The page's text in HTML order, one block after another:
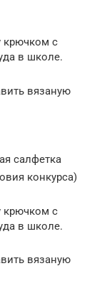
крючком с
в школе.
вязаную
салфетка
конкурса)
крючком с
в школе.
вязаную